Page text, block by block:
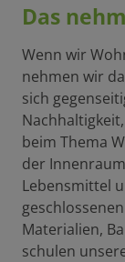
Das
Wenn wir
nehmen wir
sich
beim Thema
der
Lebensmittel
Materialien,
schulen